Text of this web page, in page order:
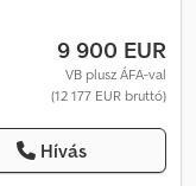
9 900 EUR
VB plusz ÁFA-val
(12 177 EUR bruttó)
Hívás